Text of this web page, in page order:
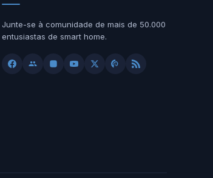
Junte-se à comunidade de mais de 50.000
entusiastas de smart home.